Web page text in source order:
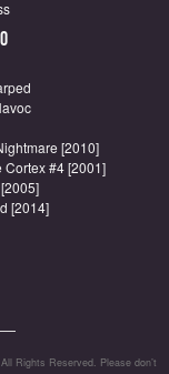
[2010]
Cortex #4 [2001]
[2014]
Rights Reserved. Please don’t